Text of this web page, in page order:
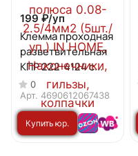
199 ₽/уп
Клемма проходная
разветвительная
КПР 222-4124 с
рычагами 2/4
полюса 0.08-
2.5/4мм2 (5шт./
уп.) IN HOME
0
Арт. 4690612067438
Купить юр.